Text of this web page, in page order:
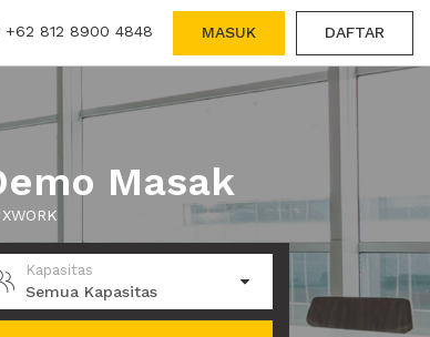
+62 812 8900 4848 MASUK DAFTAR
Masak
Kapasitas
Semua Kapasitas